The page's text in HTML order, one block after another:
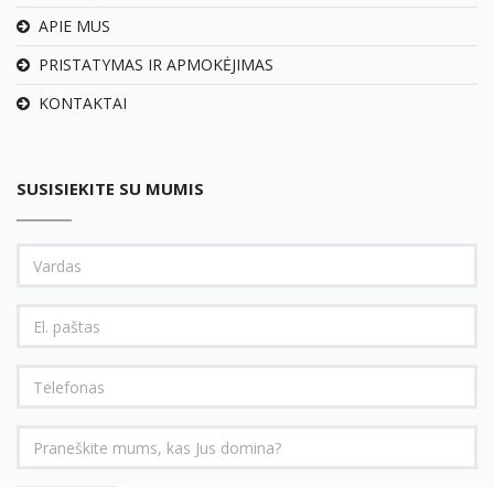
APIE MUS
PRISTATYMAS IR APMOKĖJIMAS
KONTAKTAI
SUSISIEKITE SU MUMIS